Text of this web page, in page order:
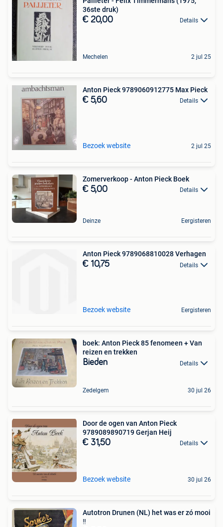
36ste druk)
€ 20,00 Details
Mechelen 2 jul 25
Anton Pieck 9789060912775 Max Pieck
€ 5,60 Details
Bezoek website 2 jul 25
Zomerverkoop - Anton Pieck Boek
€ 5,00 Details
Deinze Eergisteren
Anton Pieck 9789068810028 Verhagen
€ 10,75 Details
Bezoek website Eergisteren
boek: Anton Pieck 85 fenomeen + Van
reizen en trekken
Bieden Details
Zedelgem 30 jul 26
Door de ogen van Anton Pieck
9789089890719 Gerjan Heij
€ 31,50 Details
Bezoek website 30 jul 26
Autotron Drunen (NL) het was er zó mooi
‼️